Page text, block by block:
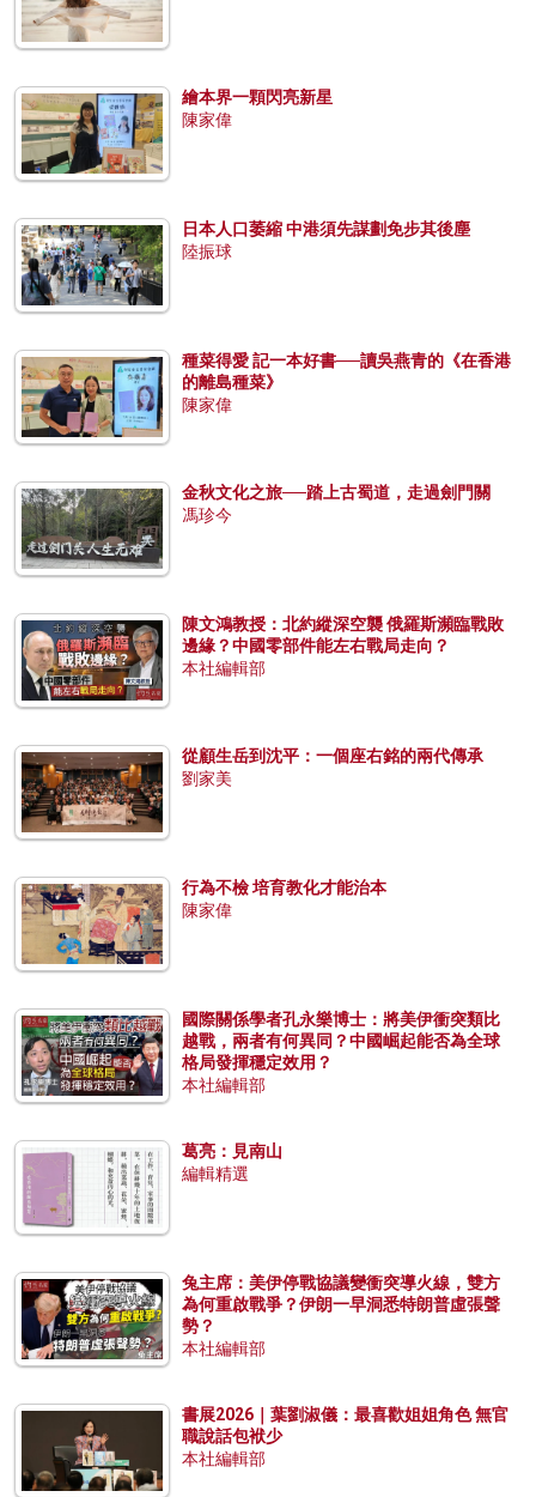
繪本界一顆閃亮新星
陳家偉
日本人口萎縮 中港須先謀劃免步其後塵
陸振球
種菜得愛 記一本好書──讀吳燕青的《在香港
的離島種菜》
陳家偉
金秋文化之旅──踏上古蜀道，走過劍門關
馮珍今
陳文鴻教授：北約縱深空襲 俄羅斯瀕臨戰敗
邊緣？中國零部件能左右戰局走向？
本社編輯部
從顧生岳到沈平：一個座右銘的兩代傳承
劉家美
行為不檢 培育教化才能治本
陳家偉
國際關係學者孔永樂博士：將美伊衝突類比
越戰，兩者有何異同？中國崛起能否為全球
格局發揮穩定效用？
本社編輯部
葛亮：見南山
編輯精選
兔主席：美伊停戰協議變衝突導火線，雙方
為何重啟戰爭？伊朗一早洞悉特朗普虛張聲
勢？
本社編輯部
書展2026｜葉劉淑儀：最喜歡姐姐角色 無官
職說話包袱少
本社編輯部